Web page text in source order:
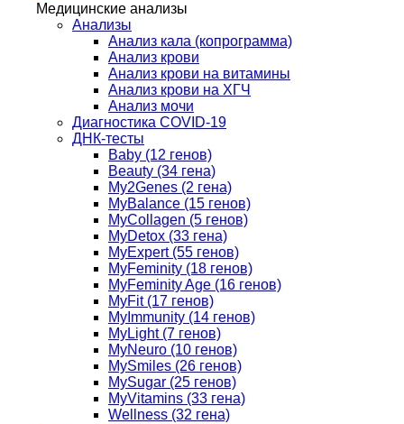
Медицинские анализы
Анализы
Анализ кала (копрограмма)
Анализ крови
Анализ крови на витамины
Анализ крови на ХГЧ
Анализ мочи
Диагностика COVID-19
ДНК-тесты
Baby (12 генов)
Beauty (34 гена)
My2Genes (2 гена)
MyBalance (15 генов)
MyCollagen (5 генов)
MyDetox (33 гена)
MyExpert (55 генов)
MyFeminity (18 генов)
MyFeminity Age (16 генов)
MyFit (17 генов)
MyImmunity (14 генов)
MyLight (7 генов)
MyNeuro (10 генов)
MySmiles (26 генов)
MySugar (25 генов)
MyVitamins (33 гена)
Wellness (32 гена)